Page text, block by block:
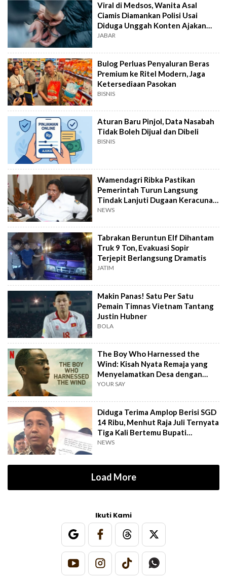
Viral di Medsos, Wanita Asal
Ciamis Diamankan Polisi Usai
Diduga Unggah Konten Ajakan
Demo
JABAR
Bulog Perluas Penyaluran Beras
Premium ke Ritel Modern, Jaga
Ketersediaan Pasokan
BISNIS
Aturan Baru Pinjol, Data Nasabah
Tidak Boleh Dijual dan Dibeli
BISNIS
Wamendagri Ribka Pastikan
Pemerintah Turun Langsung
Tindak Lanjuti Dugaan Keracunan
Makanan Jayapura
NEWS
Tabrakan Beruntun Elf Dihantam
Truk 9 Ton, Evakuasi Sopir
Terjepit Berlangsung Dramatis
JATIM
Makin Panas! Satu Per Satu
Pemain Timnas Vietnam Tantang
Justin Hubner
BOLA
The Boy Who Harnessed the
Wind: Kisah Nyata Remaja yang
Menyelamatkan Desa dengan
Kincir Angin
YOUR SAY
Diduga Terima Amplop Berisi SGD
14 Ribu, Menhut Raja Juli Ternyata
Tiga Kali Bertemu Bupati
Kuansing
NEWS
Load More
Ikuti Kami